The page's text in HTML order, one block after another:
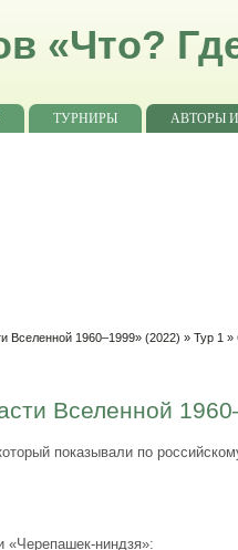
«Что?
ТУРНИРЫ АВТОРЫ
Вселенной 1960–1999» (2022) »Тур 1 »
Вселенной
показывали по
«Черепашек-ниндзя»: